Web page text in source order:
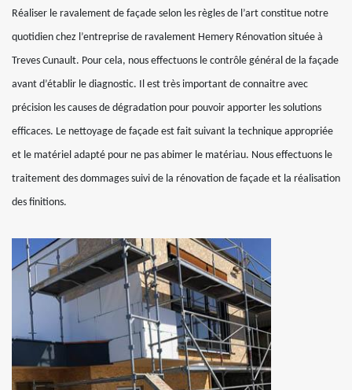
Réaliser le ravalement de façade selon les règles de l’art constitue notre
quotidien chez l’entreprise de ravalement Hemery Rénovation située à
Treves Cunault. Pour cela, nous effectuons le contrôle général de la façade
avant d’établir le diagnostic. Il est très important de connaitre avec
précision les causes de dégradation pour pouvoir apporter les solutions
efficaces. Le nettoyage de façade est fait suivant la technique appropriée
et le matériel adapté pour ne pas abimer le matériau. Nous effectuons le
traitement des dommages suivi de la rénovation de façade et la réalisation
des finitions.